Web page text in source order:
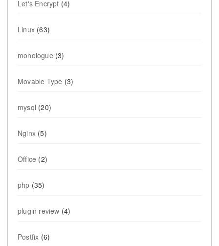
Let's Encrypt (4)
Linux (63)
monologue (3)
Movable Type (3)
mysql (20)
Nginx (5)
Office (2)
php (35)
plugin review (4)
Postfix (6)